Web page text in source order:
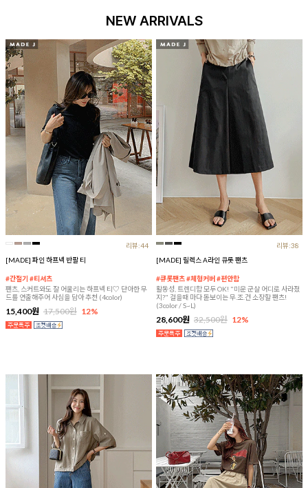
NEW ARRIVALS
리뷰:44
[MADE] 파인 하프넥 반팔 티
#간절기 #티셔츠
팬츠, 스커트와도 잘 어울리는 하프넥 티♡ 단아한 무
드를 연출해주어 사심을 담아 추천 (4color)
15,400원 17,500원 12%
리뷰:38
[MADE] 릴렉스 A라인 큐롯 팬츠
#큐롯팬츠 #체형커버 #편안함
활동성, 트렌디함 모두 OK! "미운 군살 어디로 사라졌
지?" 걸을때 마다 돋보이는 무.조.건 소장할 팬츠!
(3color / S~L)
28,600원 32,500원 12%